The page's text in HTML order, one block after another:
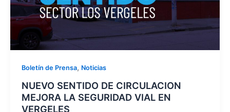
Boletín de Prensa, Noticias
NUEVO SENTIDO DE CIRCULACION
MEJORA LA SEGURIDAD VIAL EN
VERGELES